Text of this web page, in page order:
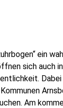
ein
sich auch
Dabei
Am